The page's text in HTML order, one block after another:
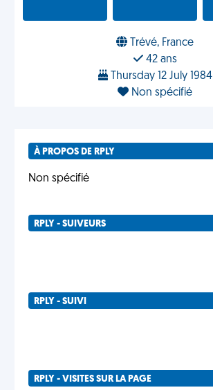
Trévé, France
42 ans
Thursday 12 July 1984
Non spécifié
À PROPOS DE RPLY
Non spécifié
RPLY - SUIVEURS
RPLY - SUIVI
RPLY - VISITES SUR LA PAGE